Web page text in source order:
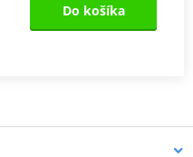
Do košíka